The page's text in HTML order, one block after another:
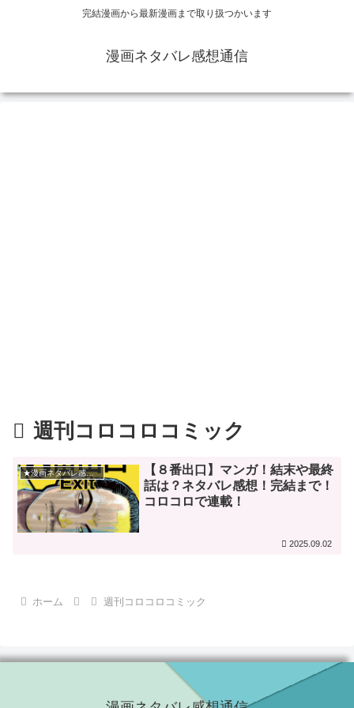
完結漫画から最新漫画まで取り扱つかいます
漫画ネタバレ感想通信
週刊コロコロコミック
★漫画ネタバレ感想★
【８番出口】マンガ！結末や最終
話は？ネタバレ感想！完結まで！
コロコロで連載！
2025.09.02
ホーム 週刊コロコロコミック